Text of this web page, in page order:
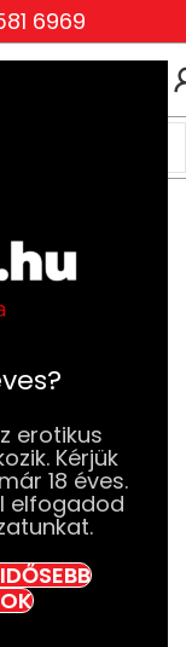
erotikus
Kérjük
18 éves.
elfogadod
6969